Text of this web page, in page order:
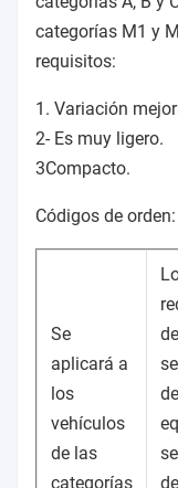
categorías M1 y
requisitos:
1. Variación
2- Es muy ligero.
3Compacto.
Códigos de orden:
Se
aplicará a
los
vehículos
de las
categorías
de